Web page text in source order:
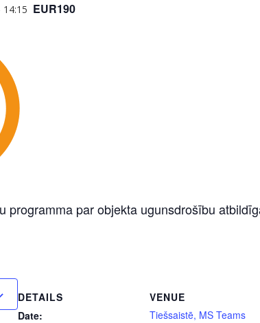
14:15 EUR190
programma par objekta ugunsdrošību
DETAILS
Date:
VENUE
Tiešsaistē, MS Teams